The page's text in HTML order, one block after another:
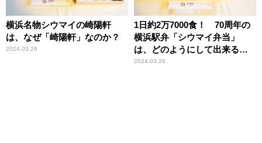
横浜名物シウマイの崎陽軒
は、なぜ「崎陽軒」なのか？
2024.03.29
1日約2万7000食！ 70周年の
横浜駅弁「シウマイ弁当」
は、どのようにして出来るの
か？
2024.03.26